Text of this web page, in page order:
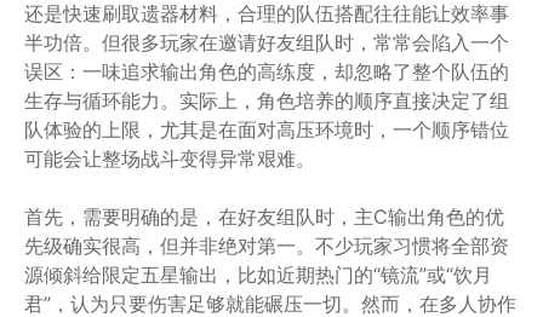
还是快速刷取遗器材料，合理的队伍搭配往往能让效率事
半功倍。但很多玩家在邀请好友组队时，常常会陷入一个
误区：一味追求输出角色的高练度，却忽略了整个队伍的
生存与循环能力。实际上，角色培养的顺序直接决定了组
队体验的上限，尤其是在面对高压环境时，一个顺序错位
可能会让整场战斗变得异常艰难。
首先，需要明确的是，在好友组队时，主C输出角色的优
先级确实很高，但并非绝对第一。不少玩家习惯将全部资
源倾斜给限定五星输出，比如近期热门的“镜流”或“饮月
君”，认为只要伤害足够就能碾压一切。然而，在多人协作